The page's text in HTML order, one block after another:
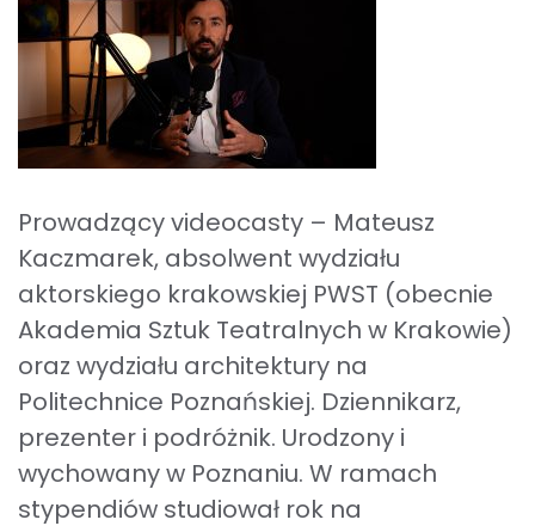
Prowadzący videocasty – Mateusz
Kaczmarek, absolwent wydziału
aktorskiego krakowskiej PWST (obecnie
Akademia Sztuk Teatralnych w Krakowie)
oraz wydziału architektury na
Politechnice Poznańskiej. Dziennikarz,
prezenter i podróżnik. Urodzony i
wychowany w Poznaniu. W ramach
stypendiów studiował rok na